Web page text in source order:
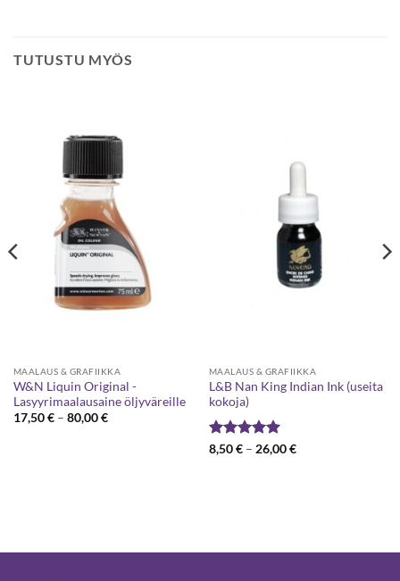
TUTUSTU MYÖS
MAALAUS & GRAFIIKKA
W&N Liquin Original -
Lasyyrimaalausaine öljyväreille
17,50€ – 80,00€Hintaluokka:
MAALAUS & GRAFIIKKA
L&B Nan King Indian Ink (useita
kokoja)
Arvostelu
8,50€ – 26,00€Hintaluokka: